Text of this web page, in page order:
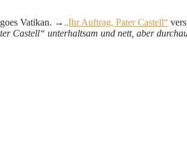
Vatikan. → „Ihr Auftrag, Pater Castell“
Castell“ unterhaltsam und nett, aber